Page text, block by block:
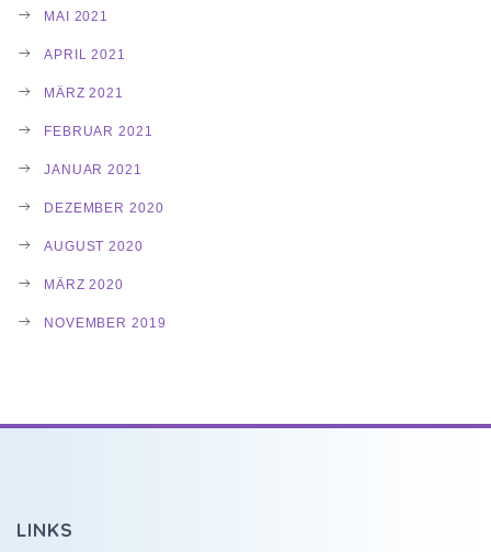
MAI 2021
APRIL 2021
MÄRZ 2021
FEBRUAR 2021
JANUAR 2021
DEZEMBER 2020
AUGUST 2020
MÄRZ 2020
NOVEMBER 2019
LINKS